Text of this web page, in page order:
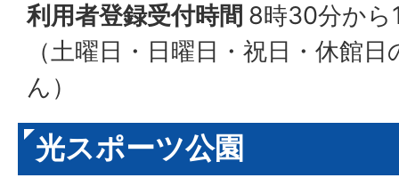
利用者登録受付時間 8時30分か
（土曜日・日曜日・祝日・休館
ん）
光スポーツ公園